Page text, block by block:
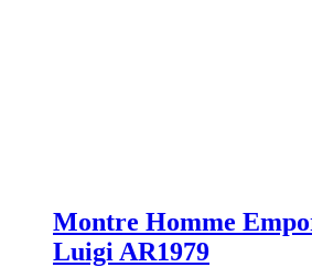
Montre Homme
Luigi AR1979